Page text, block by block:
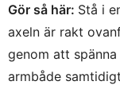
Gör så här: Stå i
axeln är rakt
genom att
armbåde